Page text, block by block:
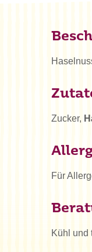
Zucker,
Für
Kühl und